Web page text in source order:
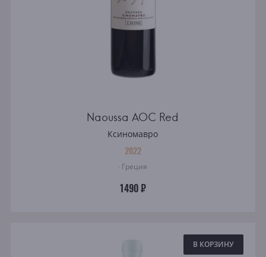
Naoussa AOC Red
Ксиномавро
2022
· Греция
1490 ₽
В КОРЗИНУ